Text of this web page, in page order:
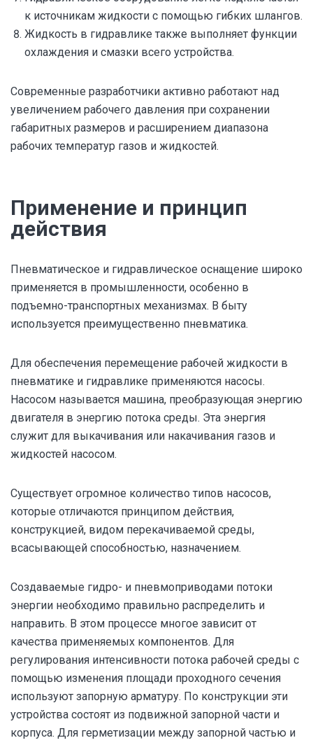
к источникам жидкости с помощью гибких шлангов.
Жидкость в гидравлике также выполняет функции
охлаждения и смазки всего устройства.
Современные разработчики активно работают над
увеличением рабочего давления при сохранении
габаритных размеров и расширением диапазона
рабочих температур газов и жидкостей.
Применение и принцип
действия
Пневматическое и гидравлическое оснащение широко
применяется в промышленности, особенно в
подъемно-транспортных механизмах. В быту
используется преимущественно пневматика.
Для обеспечения перемещение рабочей жидкости в
пневматике и гидравлике применяются насосы.
Насосом называется машина, преобразующая энергию
двигателя в энергию потока среды. Эта энергия
служит для выкачивания или накачивания газов и
жидкостей насосом.
Существует огромное количество типов насосов,
которые отличаются принципом действия,
конструкцией, видом перекачиваемой среды,
всасывающей способностью, назначением.
Создаваемые гидро- и пневмоприводами потоки
энергии необходимо правильно распределить и
направить. В этом процессе многое зависит от
качества применяемых компонентов. Для
регулирования интенсивности потока рабочей среды с
помощью изменения площади проходного сечения
используют запорную арматуру. По конструкции эти
устройства состоят из подвижной запорной части и
корпуса. Для герметизации между запорной частью и